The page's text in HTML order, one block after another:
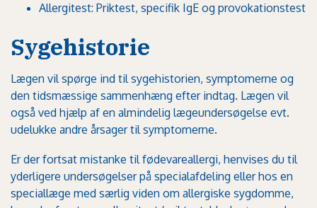
Allergitest: Priktest, specifik IgE og provokationstest
Sygehistorie
Lægen vil spørge ind til sygehistorien, symptomerne og
den tidsmæssige sammenhæng efter indtag. Lægen vil
også ved hjælp af en almindelig lægeundersøgelse evt.
udelukke andre årsager til symptomerne.
Er der fortsat mistanke til fødevareallergi, henvises du til
yderligere undersøgelser på specialafdeling eller hos en
speciallæge med særlig viden om allergiske sygdomme,